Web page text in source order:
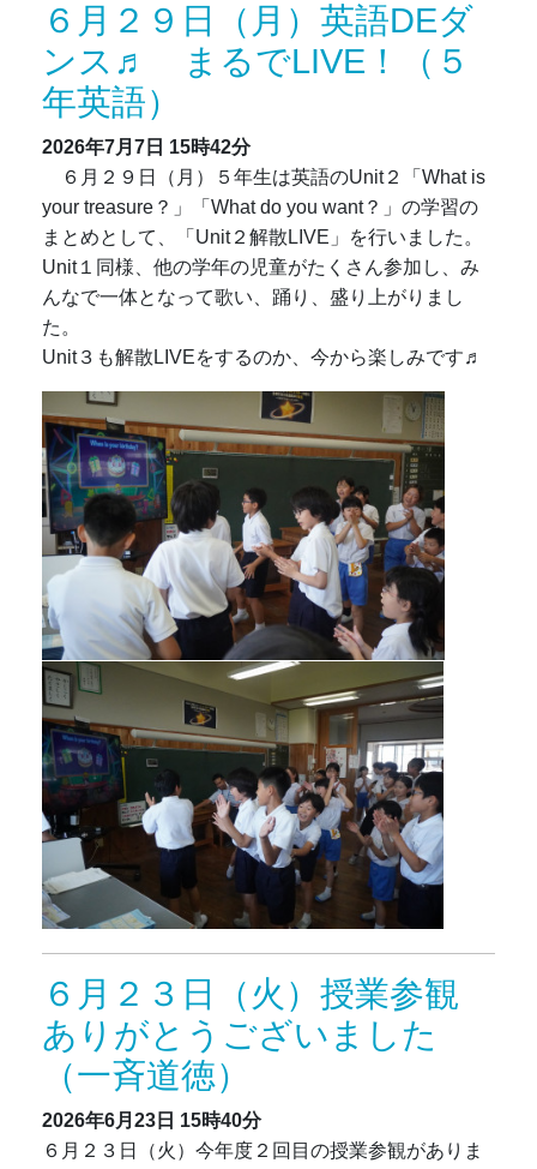
６月２９日（月）英語DEダ
ンス♬ まるでLIVE！（５
年英語）
2026年7月7日 15時42分
６月２９日（月）５年生は英語のUnit２「What is
your treasure？」「What do you want？」の学習の
まとめとして、「Unit２解散LIVE」を行いました。
Unit１同様、他の学年の児童がたくさん参加し、み
んなで一体となって歌い、踊り、盛り上がりまし
た。
Unit３も解散LIVEをするのか、今から楽しみです♬
６月２３日（火）授業参観
ありがとうございました
（一斉道徳）
2026年6月23日 15時40分
６月２３日（火）今年度２回目の授業参観がありま